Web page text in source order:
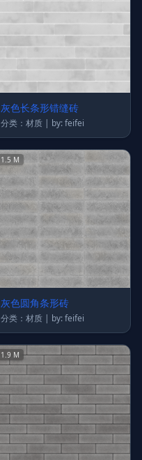
灰色长条形错缝砖
分类：材质 | by: feifei
1.5 M
灰色圆角条形砖
分类：材质 | by: feifei
1.9 M